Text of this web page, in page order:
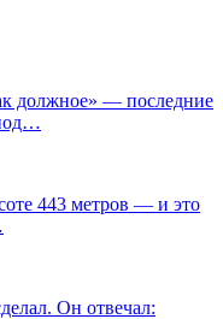
должное» — последние
443 метров — и это
Он отвечал: